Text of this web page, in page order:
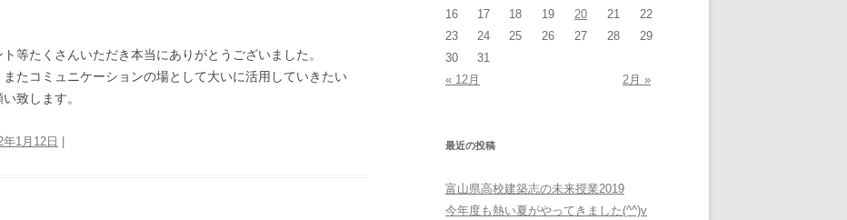
等たくさんいただき本当にありがとうございました。
たコミュニケーションの場として大いに活用していきたい
致します。
年1月12日
16
17 18 19 20 21
22
23
24 25 26 27 28
29
30
31
« 12月
2月 »
最近の投稿
富山県高校建築志の未来授業2019
今年度も熱い夏がやってきました(^^)v